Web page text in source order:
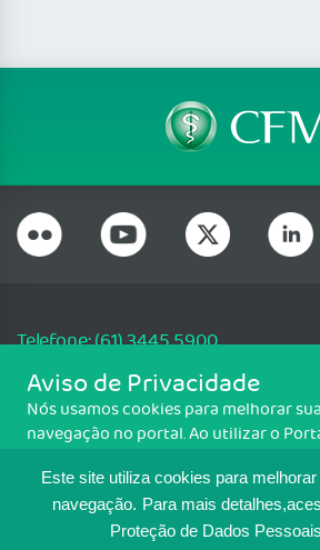
Este site utiliza cookies para
navegação. Para mais
Proteção de Dados
Telefone: (61) 3445 5900
Email: cfm@portalmedico.org.br
SGAS 616, Conjunto D, Lote 115, L2 Sul, Brasília/
CNPJ: 33.583.550/0001-30
MAPA DO SITE
Aviso de Privacidade
Nós usamos cookies para melhorar
navegação no portal. Ao utilizar o
Para ter mais informações sobre
Política de cookies. Se você concorda,